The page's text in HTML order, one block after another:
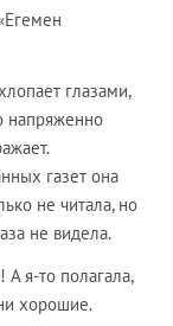
глазами,
напряженно
газет она
не читала, но
не видела.
А я-то полагала,
хорошие.